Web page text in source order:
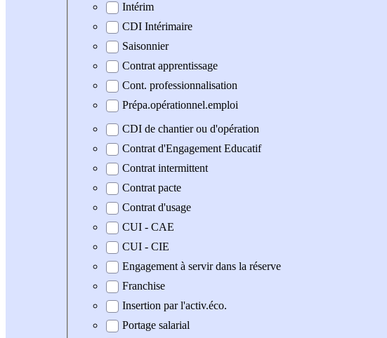
Intérim
CDI Intérimaire
Saisonnier
Contrat apprentissage
Cont. professionnalisation
Prépa.opérationnel.emploi
CDI de chantier ou d'opération
Contrat d'Engagement Educatif
Contrat intermittent
Contrat pacte
Contrat d'usage
CUI - CAE
CUI - CIE
Engagement à servir dans la réserve
Franchise
Insertion par l'activ.éco.
Portage salarial